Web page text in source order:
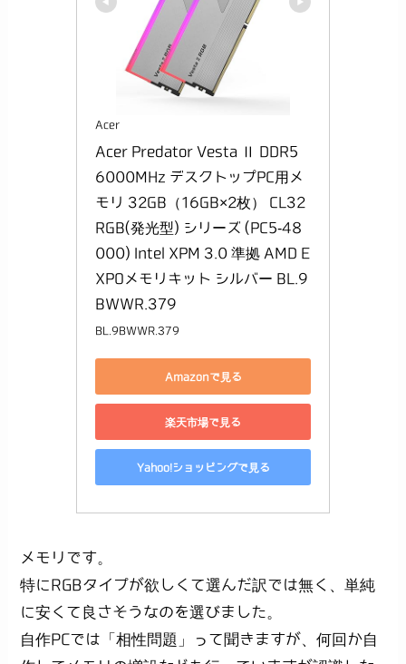
Acer
Acer Predator Vesta Ⅱ DDR5
6000MHz デスクトップPC用メ
モリ 32GB（16GB×2枚） CL32
RGB(発光型) シリーズ (PC5-48
000) Intel XPM 3.0 準拠 AMD E
XPOメモリキット シルバー BL.9
BWWR.379
BL.9BWWR.379
Amazonで見る
楽天市場で見る
Yahoo!ショッピングで見る
メモリです。
特にRGBタイプが欲しくて選んだ訳では無く、単純
に安くて良さそうなのを選びました。
自作PCでは「相性問題」って聞きますが、何回か自